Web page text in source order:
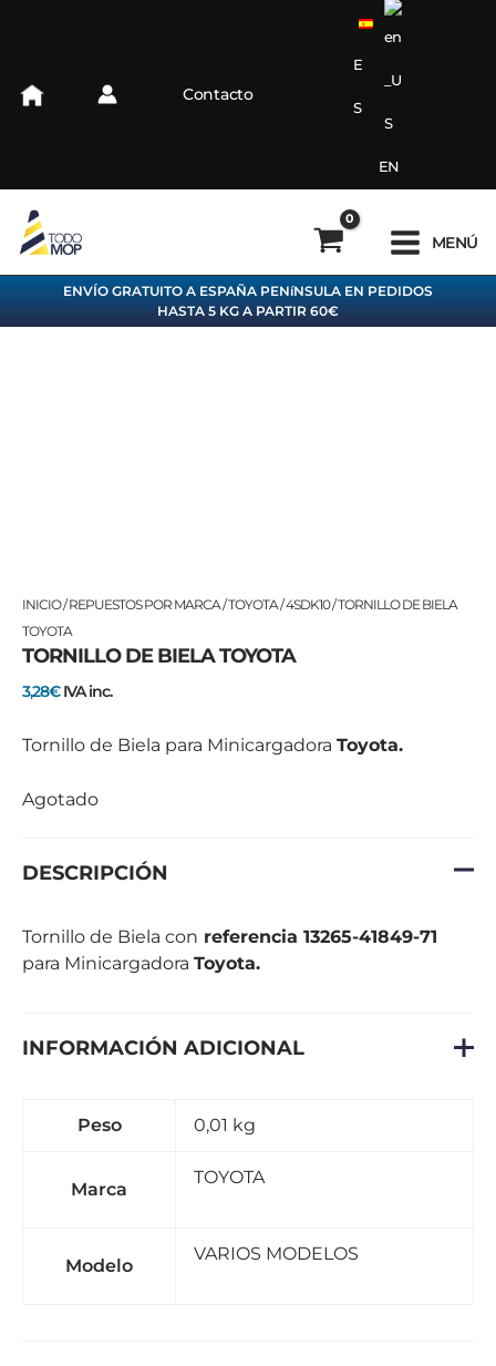
Contacto
E
S
EN
MENÚ
ENVÍO GRATUITO A ESPAÑA PENíNSULA EN PEDIDOS
HASTA 5 KG A PARTIR 60€
INICIO/REPUESTOS POR MARCA/TOYOTA/4SDK10/ TORNILLO DE BIELA
TOYOTA
TORNILLO DE BIELA TOYOTA
3,28€ IVA inc.
Tornillo de Biela para Minicargadora Toyota.
Agotado
DESCRIPCIÓN
Tornillo de Biela con referencia 13265-41849-71
para Minicargadora Toyota.
INFORMACIÓN ADICIONAL
Peso 0,01 kg
Marca
TOYOTA
Modelo
VARIOS MODELOS